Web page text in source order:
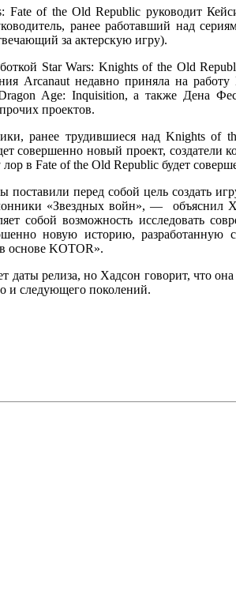
Fate of the Old Republic руководит
ранее работавший над
за актерскую игру).
Star Wars: Knights of the Old
Arcanaut недавно приняла на
Age: Inquisition, а также Дена
проектов.
ранее трудившиеся над Knights
совершенно новый проект, создатели
в Fate of the Old Republic будет
перед собой цель создать
«Звездных войн», — объяснил
собой возможность исследовать
новую историю, разработанную
основе KOTOR».
даты релиза, но Хадсон говорит, что
и следующего поколений.